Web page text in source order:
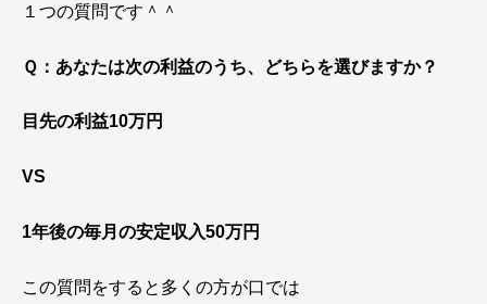
１つの質問です＾＾
Ｑ：あなたは次の利益のうち、どちらを選びますか？
目先の利益10万円
VS
1年後の毎月の安定収入50万円
この質問をすると多くの方が口では